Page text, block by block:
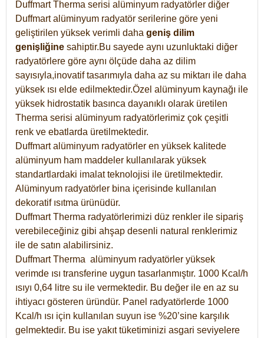
Duffmart Therma serisi alüminyum radyatörler diğer
Duffmart alüminyum radyatör serilerine göre yeni
geliştirilen yüksek verimli daha geniş dilim
genişliğine sahiptir.Bu sayede aynı uzunluktaki diğer
radyatörlere göre aynı ölçüde daha az dilim
sayısıyla,inovatif tasarımıyla daha az su miktarı ile daha
yüksek ısı elde edilmektedir.Özel alüminyum kaynağı ile
yüksek hidrostatik basınca dayanıklı olarak üretilen
Therma serisi alüminyum radyatörlerimiz çok çeşitli
renk ve ebatlarda üretilmektedir.
Duffmart alüminyum radyatörler en yüksek kalitede
alüminyum ham maddeler kullanılarak yüksek
standartlardaki imalat teknolojisi ile üretilmektedir.
Alüminyum radyatörler bina içerisinde kullanılan
dekoratif ısıtma ürünüdür.
Duffmart Therma radyatörlerimizi düz renkler ile sipariş
verebileceğiniz gibi ahşap desenli natural renklerimiz
ile de satın alabilirsiniz.
Duffmart Therma alüminyum radyatörler yüksek
verimde ısı transferine uygun tasarlanmıştır. 1000 Kcal/h
ısıyı 0,64 litre su ile vermektedir. Bu değer ile en az su
ihtiyacı gösteren üründür. Panel radyatörlerde 1000
Kcal/h ısı için kullanılan suyun ise %20’sine karşılık
gelmektedir. Bu ise yakıt tüketiminizi asgari seviyelere